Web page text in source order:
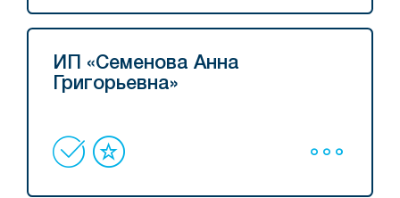
ИП «Семенова Анна
Григорьевна»